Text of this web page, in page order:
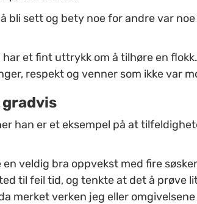
bli sett og bety noe for andre var
et fint uttrykk om å tilhøre en
respekt og venner som ikke var
gradvis
han er et eksempel på at
veldig bra oppvekst med fire
til feil tid, og tenkte at det å prøve
merket verken jeg eller